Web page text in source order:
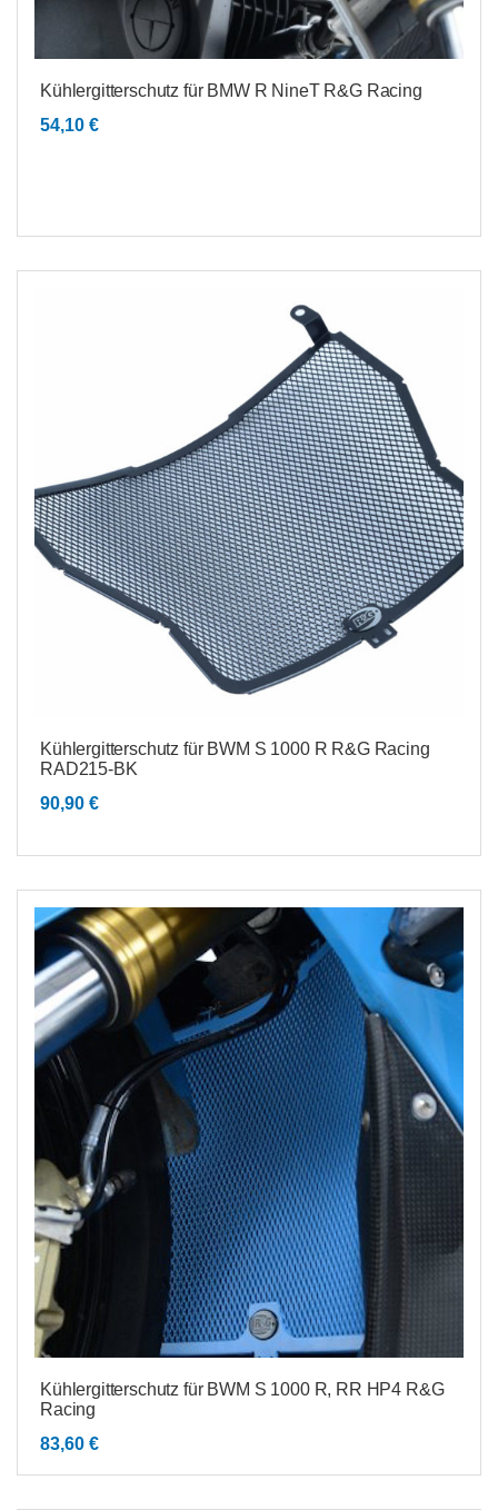
Kühlergitterschutz für BMW R NineT R&G Racing
54,10 €
Kühlergitterschutz für BWM S 1000 R R&G Racing
RAD215-BK
90,90 €
Kühlergitterschutz für BWM S 1000 R, RR HP4 R&G
Racing
83,60 €